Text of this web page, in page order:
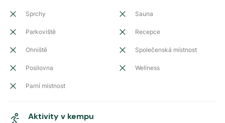
Sprchy Sauna
Parkoviště Recepce
Ohniště Společenská místnost
Posilovna Wellness
Parní místnost
Aktivity v kempu